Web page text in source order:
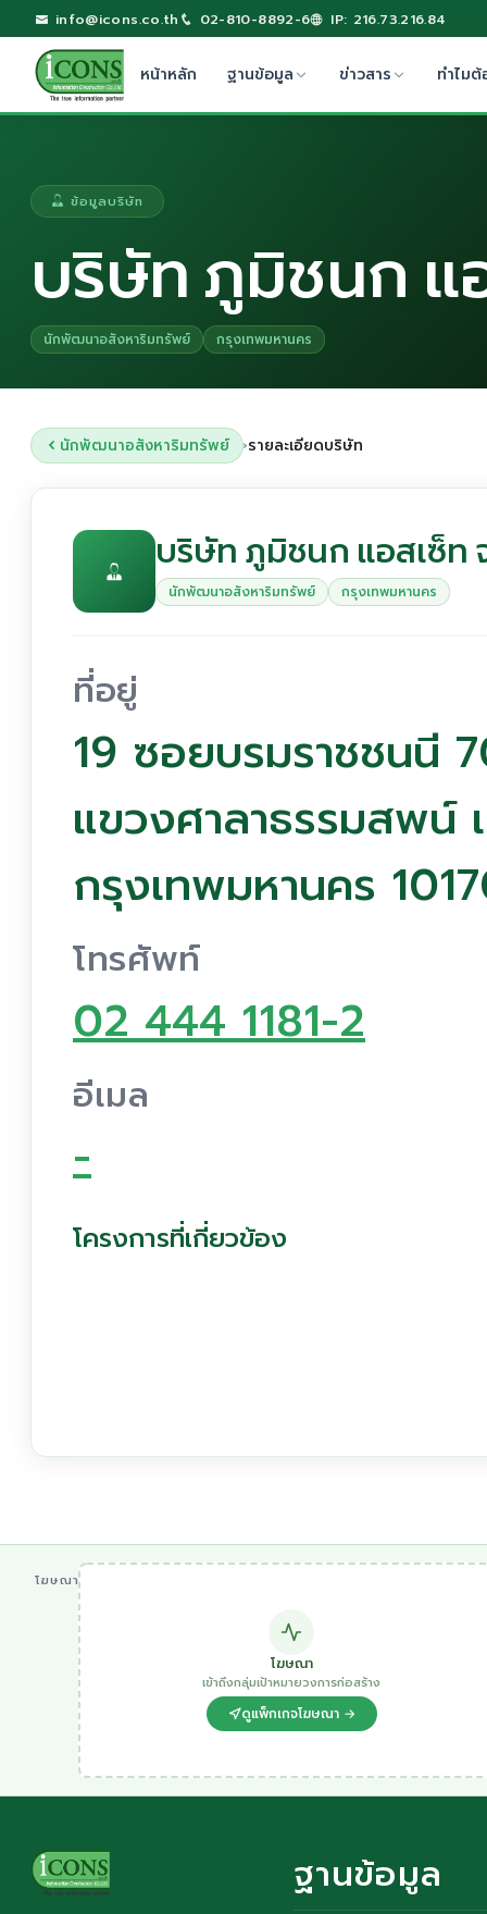
info@icons.co.th 02-810-8892-6 IP: 216.73.216.84
หน้าหลัก ฐานข้อมูล ข่าวสาร ทำไมต้
ข้อมูลบริษัท
บริษัท ภูมิชนก แ
นักพัฒนาอสังหาริมทรัพย์ กรุงเทพมหานคร
นักพัฒนาอสังหาริมทรัพย์ ›รายละเอียดบริษัท
บริษัท ภูมิชนก แอสเซ็ท
นักพัฒนาอสังหาริมทรัพย์ กรุงเทพมหานคร
ที่อยู่
19 ซอยบรมราชชนนี
แขวงศาลาธรรมสพน์
กรุงเทพมหานคร
โทรศัพท์
02 444 1181-2
อีเมล
-
โครงการที่เกี่ยวข้อง
โฆษณา
โฆษณา
เข้าถึงกลุ่มเป้าหมายวงการก่อสร้าง
ดูแพ็กเกจโฆษณา →
ฐานข้อมูล